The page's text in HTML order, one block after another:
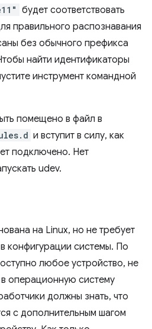
будет соответствовать
правильного распознавания
без обычного префикса
найти идентификаторы
инструмент командной
помещено в файл в
и вступит в силу, как
подключено. Нет
udev.
на Linux, но не требует
конфигурации системы. По
любое устройство, не
операционную систему
должны знать, что
с дополнительным шагом